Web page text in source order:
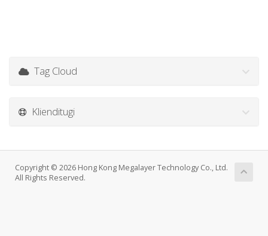
Tag Cloud
Klienditugi
Copyright © 2026 Hong Kong Megalayer Technology Co., Ltd.
All Rights Reserved.